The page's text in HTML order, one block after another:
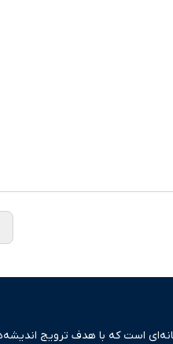
است که با هدف ترویج